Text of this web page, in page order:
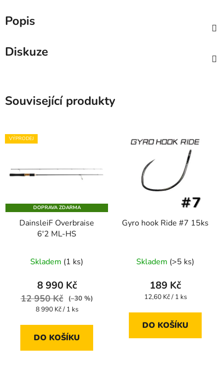
Popis
Diskuze
Související produkty
VÝPRODEJ
DOPRAVA ZDARMA
DainsleiF Overbraise
6'2 ML-HS
hodnocení
produktu
je
3,3
5
Skladem (1 ks)
8 990 Kč
12 950 Kč
(–30 %)
Měrná
8 990 Kč / 1 ks
DO KOŠÍKU
Gyro hook Ride #7 15ks
Skladem (>5 ks)
189 Kč
Měrná
12,60 Kč / 1 ks
DO KOŠÍKU